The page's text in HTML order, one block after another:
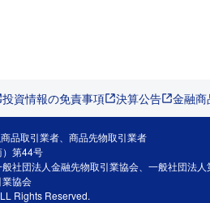
投資情報の免責事項 決算公告 金融
品取引業者、商品先物取引業者
第44号
社団法人金融先物取引業協会、一般社団法
協会
Rights Reserved.